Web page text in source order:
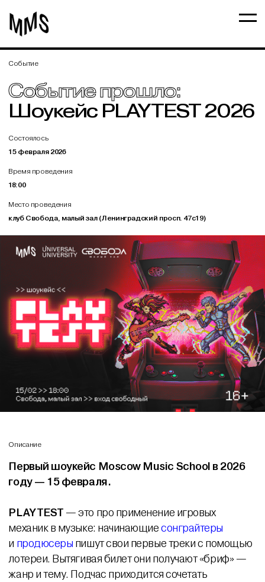
Событие
Событие прошло:
Шоукейс PLAYTEST 2026
Состоялось
15 февраля 2026
Время проведения
18:00
Место проведения
клуб Свобода, малый зал (Ленинградский просп. 47с19)
Описание
Первый шоукейс Moscow Music School в 2026
году — 15 февраля.
PLAYTEST — это про применение игровых
механик в музыке: начинающиесонграйтеры
и продюсеры пишут свои первые треки с помощью
лотереи. Вытягивая билет они получают «бриф» —
жанр и тему. Подчас приходится сочетать